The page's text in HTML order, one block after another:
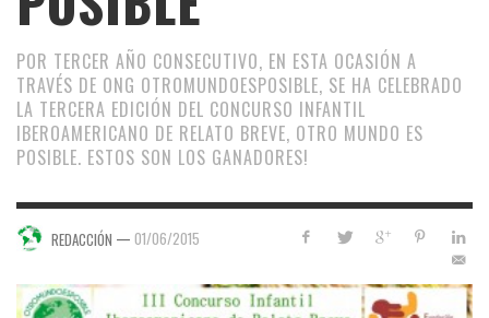
POR TERCER AÑO CONSECUTIVO, EN ESTA OCASIÓN A
TRAVÉS DE ONG OTROMUNDOESPOSIBLE, SE HA CELEBRADO
LA TERCERA EDICIÓN DEL CONCURSO INFANTIL
IBEROAMERICANO DE RELATO BREVE, OTRO MUNDO ES
POSIBLE. ESTOS SON LOS GANADORES!
REDACCIÓN — 01/06/2015